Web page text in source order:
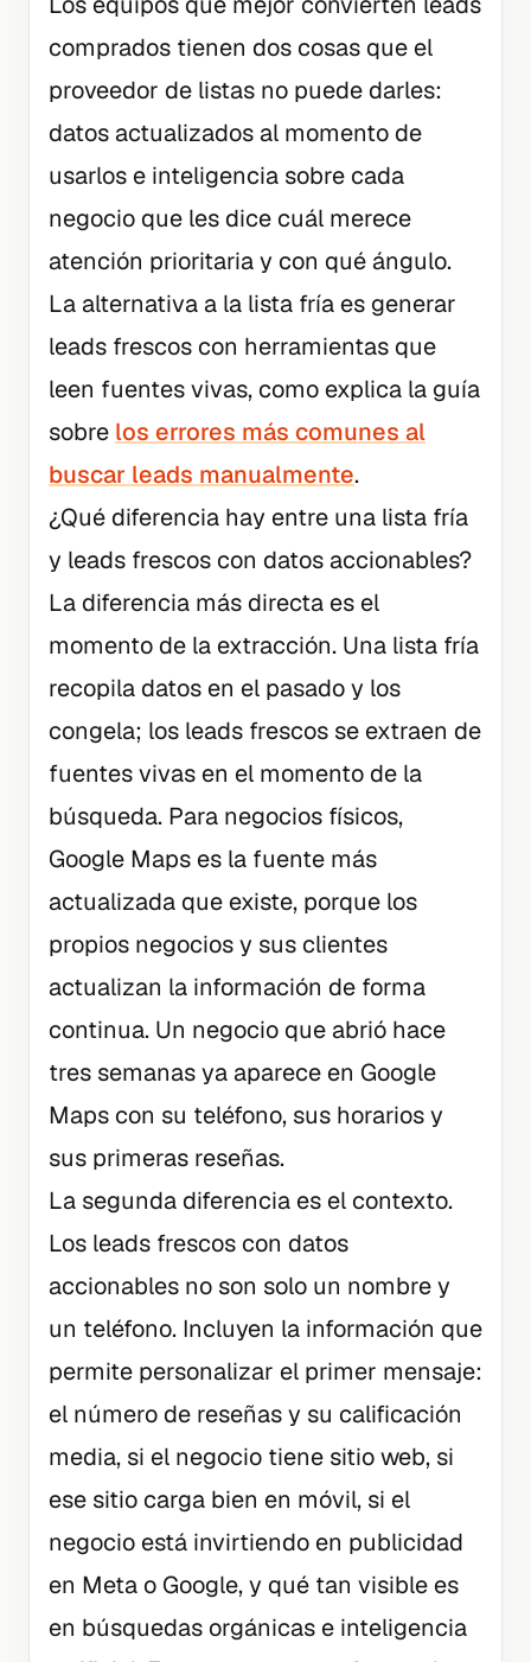
comprados tienen dos cosas que el
proveedor de listas no puede darles:
datos actualizados al momento de
usarlos e inteligencia sobre cada
negocio que les dice cuál merece
atención prioritaria y con qué ángulo.
La alternativa a la lista fría es generar
leads frescos con herramientas que
leen fuentes vivas, como explica la guía
sobre los errores más comunes al
buscar leads manualmente.
¿Qué diferencia hay entre una lista fría
y leads frescos con datos accionables?
La diferencia más directa es el
momento de la extracción. Una lista fría
recopila datos en el pasado y los
congela; los leads frescos se extraen de
fuentes vivas en el momento de la
búsqueda. Para negocios físicos,
Google Maps es la fuente más
actualizada que existe, porque los
propios negocios y sus clientes
actualizan la información de forma
continua. Un negocio que abrió hace
tres semanas ya aparece en Google
Maps con su teléfono, sus horarios y
sus primeras reseñas.
La segunda diferencia es el contexto.
Los leads frescos con datos
accionables no son solo un nombre y
un teléfono. Incluyen la información que
permite personalizar el primer mensaje:
el número de reseñas y su calificación
media, si el negocio tiene sitio web, si
ese sitio carga bien en móvil, si el
negocio está invirtiendo en publicidad
en Meta o Google, y qué tan visible es
en búsquedas orgánicas e inteligencia